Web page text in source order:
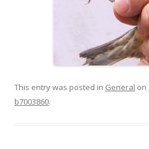
This entry was posted in General on
b7003860.